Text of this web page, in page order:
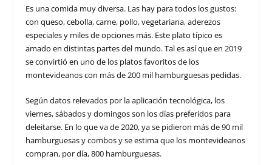
Es una comida muy diversa. Las hay para todos los gustos:
con queso, cebolla, carne, pollo, vegetariana, aderezos
especiales y miles de opciones más. Este plato típico es
amado en distintas partes del mundo. Tal es así que en 2019
se convirtió en uno de los platos favoritos de los
montevideanos con más de 200 mil hamburguesas pedidas.
Según datos relevados por la aplicación tecnológica, los
viernes, sábados y domingos son los días preferidos para
deleitarse. En lo que va de 2020, ya se pidieron más de 90 mil
hamburguesas y combos y se estima que los montevideanos
compran, por día, 800 hamburguesas.